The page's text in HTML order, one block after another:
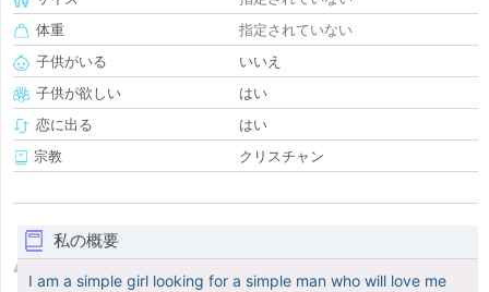
体重
指定されていない
子供がいる
いいえ
子供が欲しい
はい
恋に出る
はい
宗教
クリスチャン
私の概要
I am a simple girl looking for a simple man who will love me